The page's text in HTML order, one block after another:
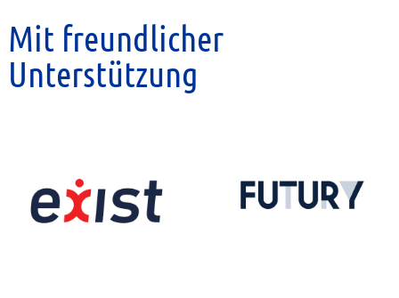
Mit freundlicher
Unterstützung